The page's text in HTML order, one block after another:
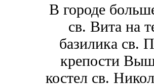
В городе
св. Вита на
базилика св.
крепости
костел св.